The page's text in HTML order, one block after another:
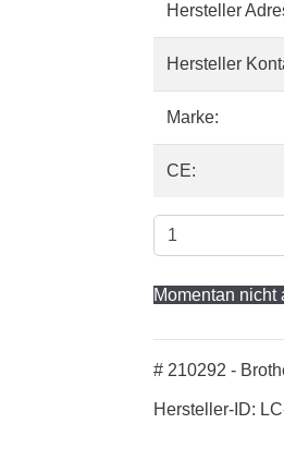
Hersteller
Hersteller
Marke:
CE:
Momentan nicht
# 210292 -
Hersteller-ID: